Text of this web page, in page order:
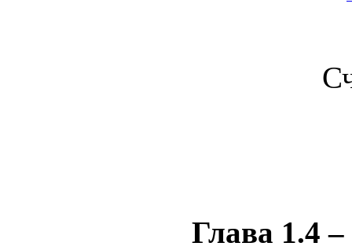
Глава 1.4